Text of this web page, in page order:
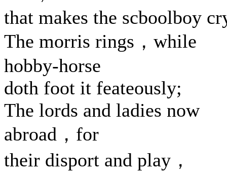
that makes the scboolboy
The morris rings，while
hobby-horse
doth foot it feateously;
The lords and ladies now
abroad，for
their disport and play，